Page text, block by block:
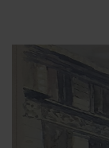
Noticia Triste: